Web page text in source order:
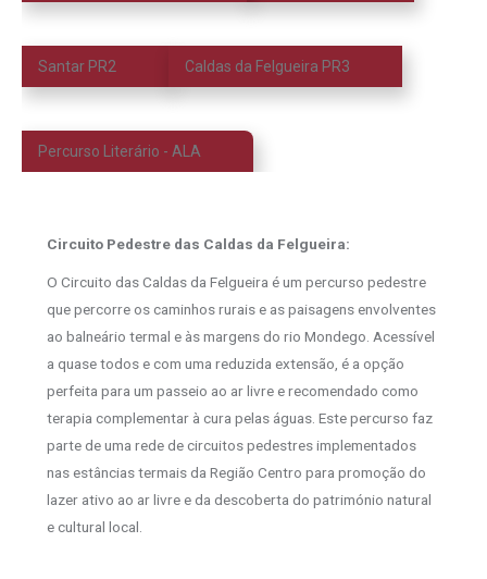
Santar PR2 Caldas da Felgueira PR3
Percurso Literário - ALA
Circuito Pedestre das Caldas da Felgueira:
O Circuito das Caldas da Felgueira é um percurso pedestre
que percorre os caminhos rurais e as paisagens envolventes
ao balneário termal e às margens do rio Mondego. Acessível
a quase todos e com uma reduzida extensão, é a opção
perfeita para um passeio ao ar livre e recomendado como
terapia complementar à cura pelas águas. Este percurso faz
parte de uma rede de circuitos pedestres implementados
nas estâncias termais da Região Centro para promoção do
lazer ativo ao ar livre e da descoberta do património natural
e cultural local.